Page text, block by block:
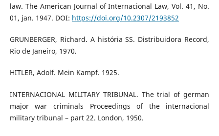
law. The American Journal of Internacional Law, Vol. 41, No.
01, jan. 1947. DOI: https://doi.org/10.2307/2193852
GRUNBERGER, Richard. A história SS. Distribuidora Record,
Rio de Janeiro, 1970.
HITLER, Adolf. Mein Kampf. 1925.
INTERNACIONAL MILITARY TRIBUNAL. The trial of german
major war criminals Proceedings of the internacional
military tribunal – part 22. London, 1950.